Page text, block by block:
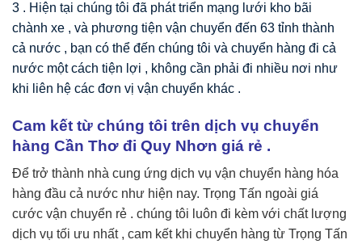
3 . Hiện tại chúng tôi đã phát triển mạng lưới kho bãi
chành xe , và phương tiện vận chuyển đến 63 tỉnh thành
cả nước , bạn có thể đến chúng tôi và chuyển hàng đi cả
nước một cách tiện lợi , không cần phải đi nhiều nơi như
khi liên hệ các đơn vị vận chuyển khác .
Cam kết từ chúng tôi trên dịch vụ chuyển
hàng Cần Thơ đi Quy Nhơn giá rẻ .
Để trở thành nhà cung ứng dịch vụ vận chuyển hàng hóa
hàng đầu cả nước như hiện nay. Trọng Tấn ngoài giá
cước vận chuyển rẻ . chúng tôi luôn đi kèm với chất lượng
dịch vụ tối ưu nhất , cam kết khi chuyển hàng từ Trọng Tấn